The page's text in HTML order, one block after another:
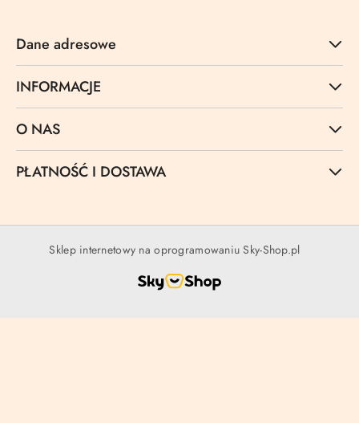
Dane adresowe
INFORMACJE
O NAS
PŁATNOŚĆ I DOSTAWA
Sklep internetowy na oprogramowaniu Sky-Shop.pl